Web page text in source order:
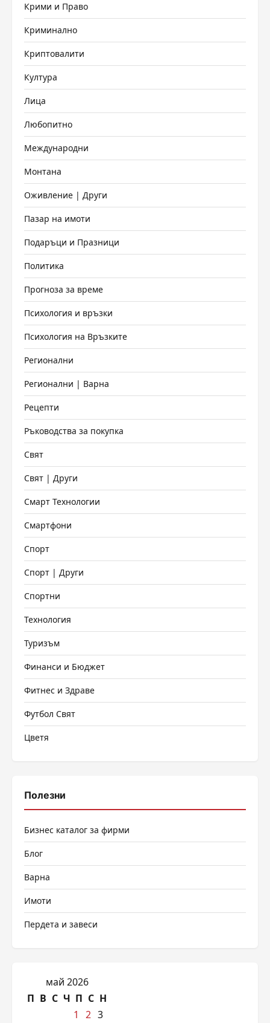
Крими и Право
Криминално
Криптовалити
Култура
Лица
Любопитно
Международни
Монтана
Оживление | Други
Пазар на имоти
Подаръци и Празници
Политика
Прогноза за време
Психология и връзки
Психология на Връзките
Регионални
Регионални | Варна
Рецепти
Ръководства за покупка
Свят
Свят | Други
Смарт Технологии
Смартфони
Спорт
Спорт | Други
Спортни
Технология
Туризъм
Финанси и Бюджет
Фитнес и Здраве
Футбол Свят
Цветя
Полезни
Бизнес каталог за фирми
Блог
Варна
Имоти
Пердета и завеси
май 2026
П В С Ч П С Н
1
2 3